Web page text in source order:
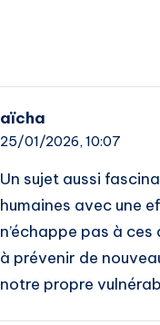
aïcha
25/01/2026, 10:07
Un sujet aussi
humaines avec une
n’échappe pas à
à prévenir de
notre propre